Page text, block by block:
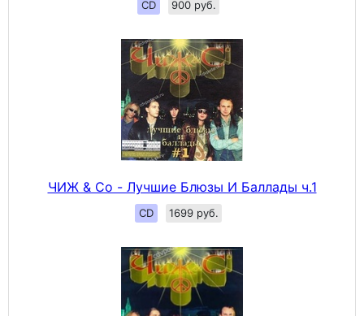
CD 900 руб.
ЧИЖ & Сo - Лучшие Блюзы И Баллады ч.1
CD 1699 руб.